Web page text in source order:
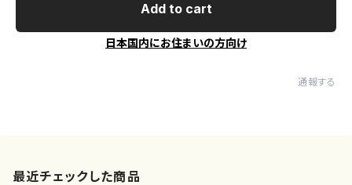
Add to cart
日本国内にお住まいの方向け
通報する
最近チェックした商品